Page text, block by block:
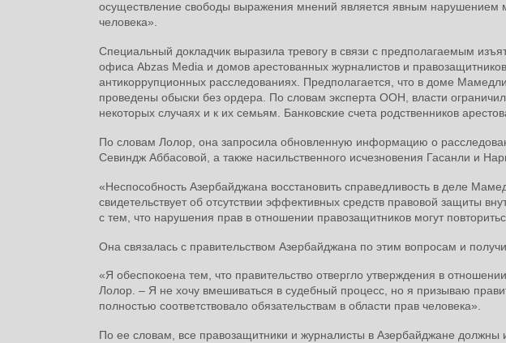
осуществление свободы выражения мнений является явным нарушением
человека».
Специальный докладчик выразила тревогу в связи с предполагаемым
офиса Abzas Media и домов арестованных журналистов и
антикоррупционных расследованиях. Предполагается, что в доме
проведены обыски без ордера. По словам эксперта ООН, власти
некоторых случаях и к их семьям. Банковские счета родственников
По словам Лолор, она запросила обновленную информацию о
Севиндж Аббасовой, а также насильственного исчезновения Гасанли и
«Неспособность Азербайджана восстановить справедливость в деле
свидетельствует об отсутствии эффективных средств правовой защиты
с тем, что нарушения прав в отношении правозащитников могут
Она связалась с правительством Азербайджана по этим вопросам и
«Я обеспокоена тем, что правительство отвергло утверждения в
Лолор. – Я не хочу вмешиваться в судебный процесс, но я призываю
полностью соответствовало обязательствам в области прав человека».
По ее словам, все правозащитники и журналисты в Азербайджане должны